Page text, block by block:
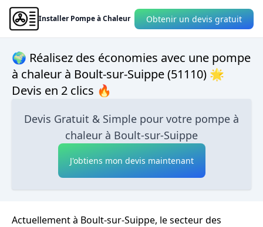
Installer Pompe à Chaleur Obtenir un devis gratuit
🌍 Réalisez des économies avec une pompe
à chaleur à Boult-sur-Suippe (51110) 🌟
Devis en 2 clics 🔥
Devis Gratuit & Simple pour votre pompe à
chaleur à Boult-sur-Suippe
J'obtiens mon devis maintenant
Actuellement à Boult-sur-Suippe, le secteur des